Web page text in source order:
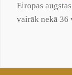
Eiropas
vairāk nekā 36